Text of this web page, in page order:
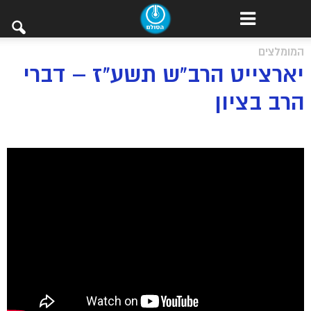
המומלצים
יארצייט הרב"ש תשע"ז – דברי
הרב בציון